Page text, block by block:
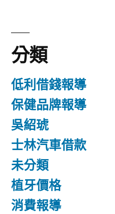
分類
低利借錢報導
保健品牌報導
吳紹琥
士林汽車借款
未分類
植牙價格
消費報導